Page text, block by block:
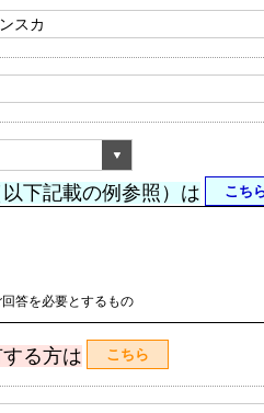
下記載の例参照）は こち
答を必要とするもの
る方は こちら